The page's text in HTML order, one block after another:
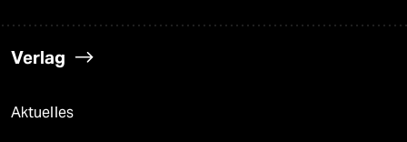
Verlag
Aktuelles